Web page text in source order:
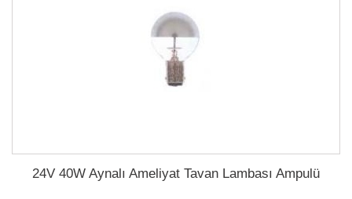
24V 40W Aynalı Ameliyat Tavan Lambası Ampulü